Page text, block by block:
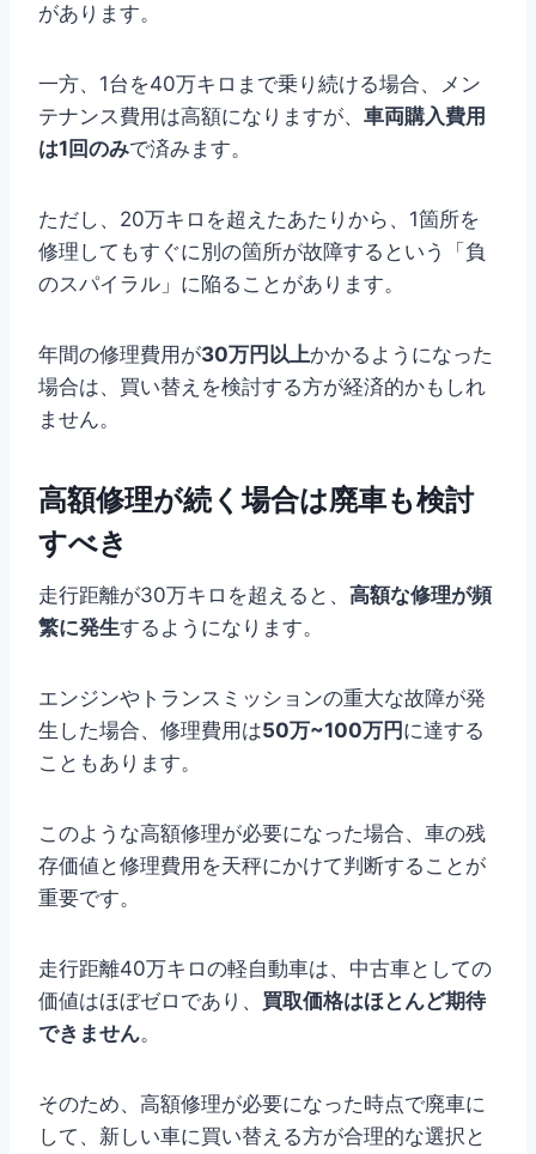
があります。
一方、1台を40万キロまで乗り続ける場合、メン
テナンス費用は高額になりますが、 車両購入費用
は1回のみで済みます。
ただし、20万キロを超えたあたりから、1箇所を
修理してもすぐに別の箇所が故障するという「負
のスパイラル」に陥ることがあります。
年間の修理費用が30万円以上かかるようになった
場合は、買い替えを検討する方が経済的かもしれ
ません。
高額修理が続く場合は廃車も検討
すべき
走行距離が30万キロを超えると、 高額な修理が頻
繁に発生するようになります。
エンジンやトランスミッションの重大な故障が発
生した場合、修理費用は50万~100万円 に達する
こともあります。
このような高額修理が必要になった場合、車の残
存価値と修理費用を天秤にかけて判断することが
重要です。
走行距離40万キロの軽自動車は、中古車としての
価値はほぼゼロであり、 買取価格はほとんど期待
できません。
そのため、高額修理が必要になった時点で廃車に
して、新しい車に買い替える方が合理的な選択と